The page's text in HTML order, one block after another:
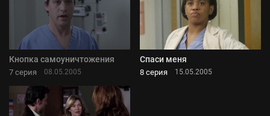
Кнопка самоуничтожения
7 серия 08.05.2005
Спаси меня
8 серия 15.05.2005